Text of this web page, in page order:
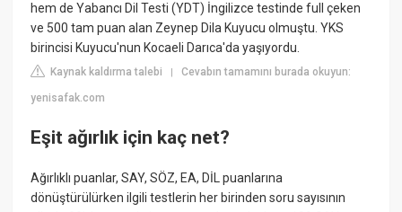
hem de Yabancı Dil Testi (YDT) İngilizce testinde full çeken
ve 500 tam puan alan Zeynep Dila Kuyucu olmuştu. YKS
birincisi Kuyucu'nun Kocaeli Darıca'da yaşıyordu.
Kaynak kaldırma talebi |Cevabın tamamını burada okuyun:
yenisafak.com
Eşit ağırlık için kaç net?
Ağırlıklı puanlar, SAY, SÖZ, EA, DİL puanlarına
dönüştürülürken ilgili testlerin her birinden soru sayısının